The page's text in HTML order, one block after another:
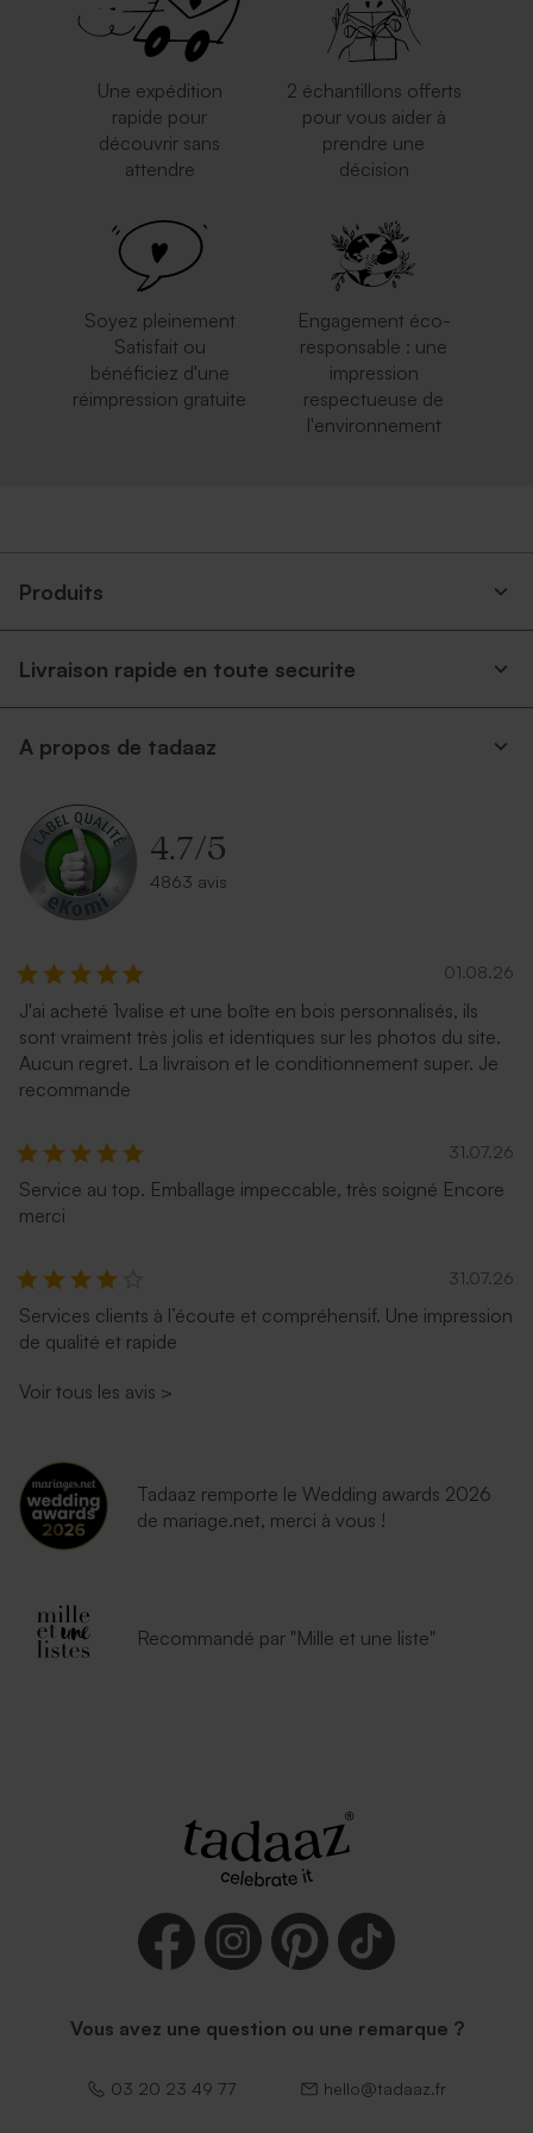
Carte kraft 100%
personnalisable 15 x 10 cm
Carte kraft 100%
personnalisable 10 x 15 cm
Carte kraft carrée triptyque
100% personnalisable 12 x 12
cm avec coins arrondis
format
Carte kraft carrée triptyque
100% personnalisable 12 x 12
cm
personnalisable 21 x 10 cm
Une expédition
rapide pour
découvrir sans
attendre
2 échantillons offerts
pour vous aider à
prendre une
décision
Soyez pleinement
Satisfait ou
bénéficiez d'une
réimpression gratuite
Engagement éco-
responsable : une
impression
respectueuse de
l'environnement
Produits
Livraison rapide en toute securite
A propos de tadaaz
4.7/5
4863 avis
01.08.26
J'ai acheté 1valise et une boîte en bois personnalisés, ils
sont vraiment très jolis et identiques sur les photos du site.
Aucun regret. La livraison et le conditionnement super. Je
recommande
31.07.26
Service au top. Emballage impeccable, très soigné Encore
merci
31.07.26
Services clients à l’écoute et compréhensif. Une impression
de qualité et rapide
Voir tous les avis >
Tadaaz remporte le Wedding awards 2026
de mariage.net, merci à vous !
Recommandé par "Mille et une liste"
Vous avez une question ou une remarque ?
03 20 23 49 77 hello@tadaaz.fr